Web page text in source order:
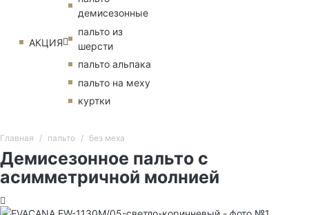
АКЦИЯ
демисезонные
пальто из
шерсти
пальто альпака
пальто на меху
куртки
Главная пальто без меха
Демисезонное пальто с
асимметричной молнией